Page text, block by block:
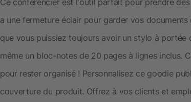
a une fermeture éclair pour garder vos
que vous puissiez toujours avoir un stylo à portée
même un bloc-notes de 20 pages à lignes inclus.
pour rester organisé ! Personnalisez ce goodie
couverture du produit. Offrez à vos clients et